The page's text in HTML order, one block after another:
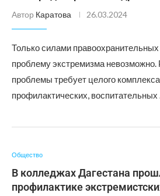
Автор Каратова 26.03.2024
Только силами
проблему экстремизма невозможно.
проблемы требует целого
профилактических, воспитательных
Общество
В колледжах Дагестана
профилактике